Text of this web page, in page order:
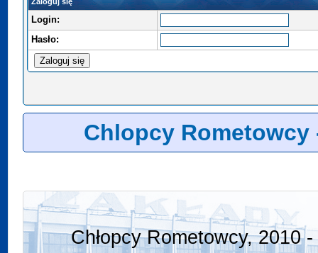
Login:
Hasło:
Chlopcy Rometowcy
Chłopcy Rometowcy, 2010